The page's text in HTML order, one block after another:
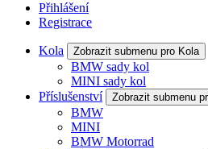
Přihlášení
Registrace
Kola Zobrazit submenu pro Kola
BMW sady kol
MINI sady kol
Příslušenství
Zobrazit submenu
BMW
MINI
BMW Motorrad